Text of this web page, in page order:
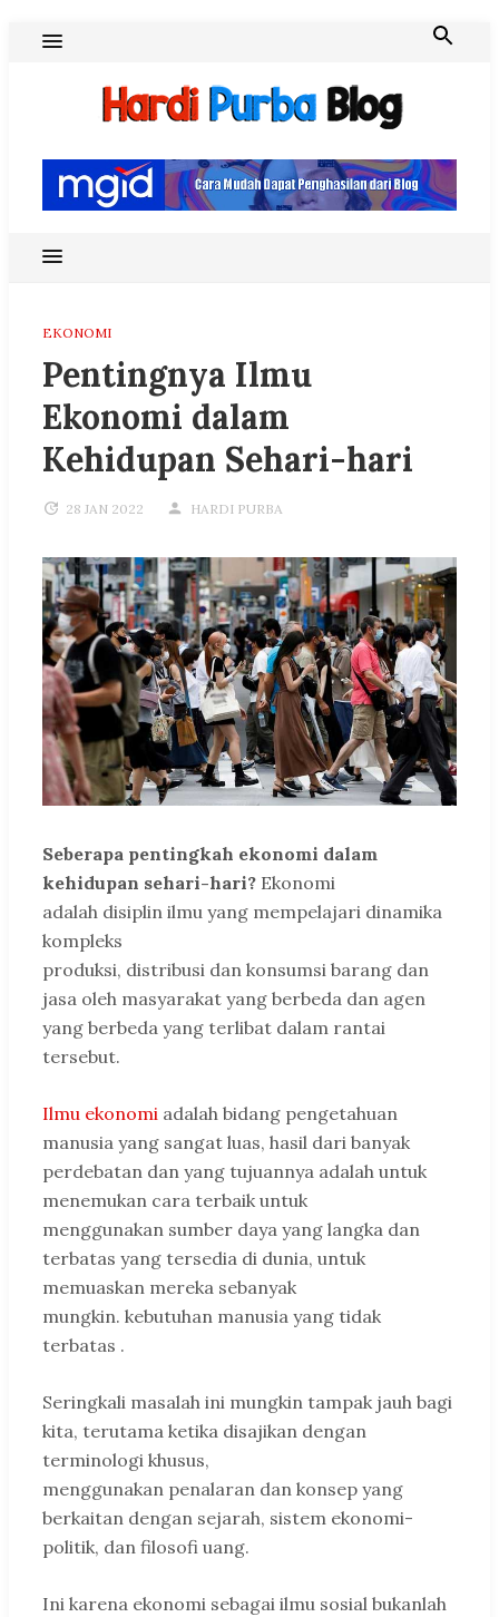
EKONOMI
Pentingnya Ilmu
Ekonomi dalam
Kehidupan Sehari-hari
28 JAN 2022 HARDI PURBA
Seberapa pentingkah ekonomi dalam
kehidupan sehari-hari? Ekonomi
adalah disiplin ilmu yang mempelajari dinamika
kompleks
produksi, distribusi dan konsumsi barang dan
jasa oleh masyarakat yang berbeda dan agen
yang berbeda yang terlibat dalam rantai
tersebut.
Ilmu ekonomi adalah bidang pengetahuan
manusia yang sangat luas, hasil dari banyak
perdebatan dan yang tujuannya adalah untuk
menemukan cara terbaik untuk
menggunakan sumber daya yang langka dan
terbatas yang tersedia di dunia, untuk
memuaskan mereka sebanyak
mungkin. kebutuhan manusia yang tidak
terbatas .
Seringkali masalah ini mungkin tampak jauh bagi
kita, terutama ketika disajikan dengan
terminologi khusus,
menggunakan penalaran dan konsep yang
berkaitan dengan sejarah, sistem ekonomi-
politik, dan filosofi uang.
Ini karena ekonomi sebagai ilmu sosial bukanlah